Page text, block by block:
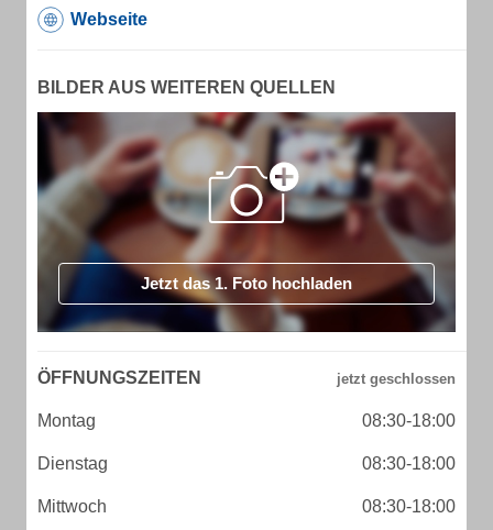
Webseite
BILDER AUS WEITEREN QUELLEN
Jetzt das 1. Foto hochladen
ÖFFNUNGSZEITEN
Montag 08:30-18:00
Dienstag 08:30-18:00
Mittwoch 08:30-18:00